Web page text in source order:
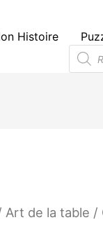
Histoire
de
Art de la table /
Plage